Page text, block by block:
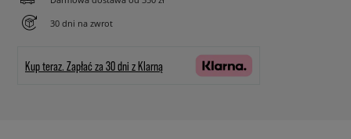
30 dni na zwrot
Kup teraz. Zapłać za 30 dni z Klarną